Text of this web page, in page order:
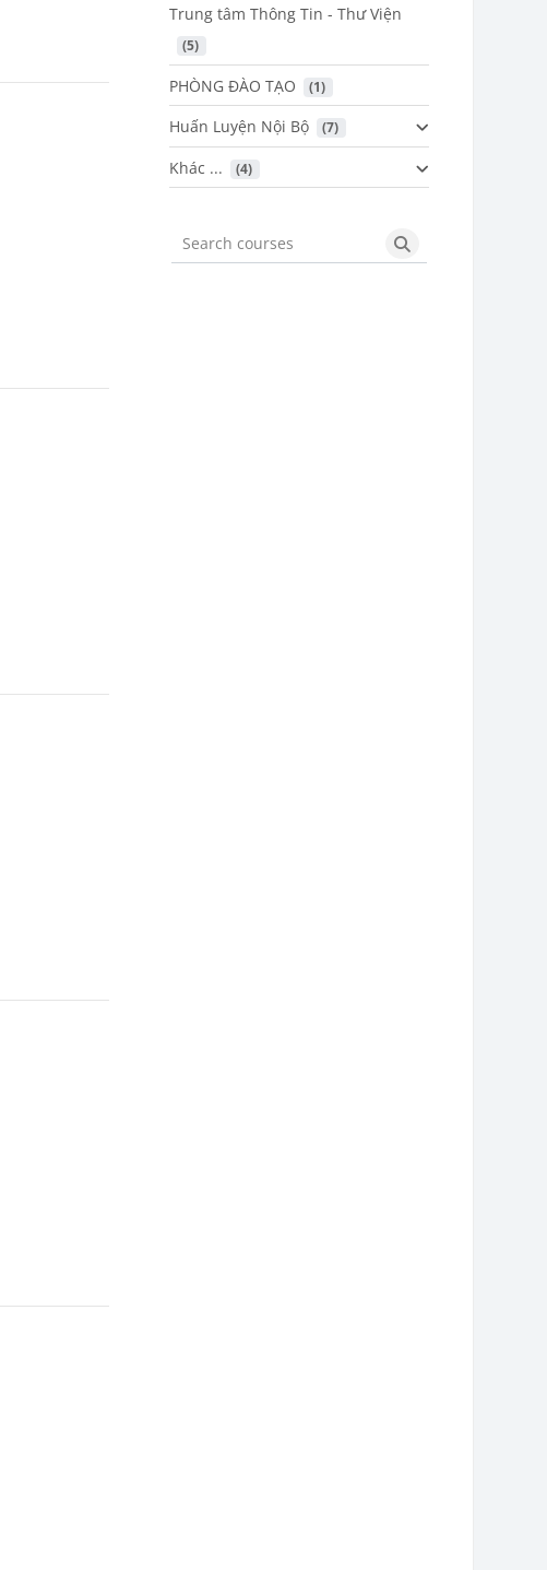
Trung tâm Thông Tin - Thư Viện
(5)
PHÒNG ĐÀO TẠO (1)
Huấn Luyện Nội Bộ (7)
Khác ... (4)
Search courses Search courses